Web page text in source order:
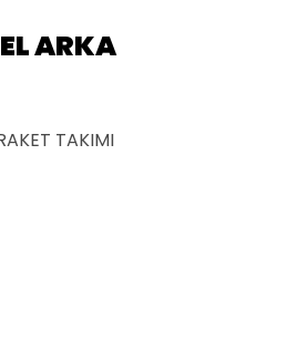
ARKA
TAKIMI